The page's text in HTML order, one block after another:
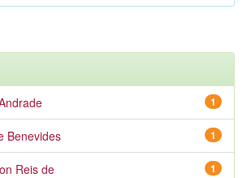
1
1
Benevides
1
Reis de